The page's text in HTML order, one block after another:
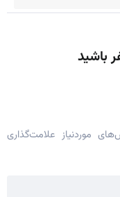
باشید
موردنیاز علامت‌گذاری